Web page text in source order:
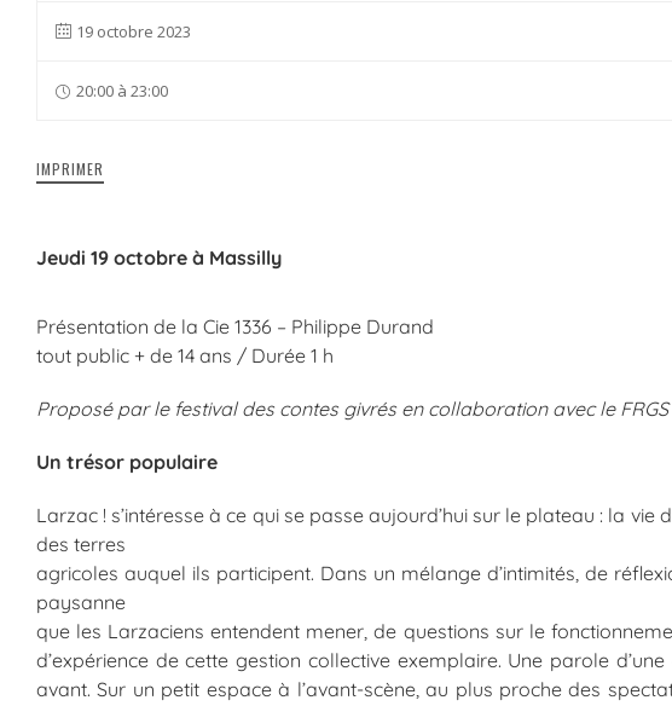
19 octobre 2023
20:00 à 23:00
IMPRIMER
Jeudi 19 octobre à Massilly
Présentation de la Cie 1336 – Philippe Durand
tout public + de 14 ans / Durée 1 h
Proposé par le festival des contes givrés en collaboration avec le FRGS
Un trésor populaire
Larzac ! s’intéresse à ce qui se passe aujourd’hui sur le plateau : la
des terres
agricoles auquel ils participent. Dans un mélange d’intimités, de
paysanne
que les Larzaciens entendent mener, de questions sur le
d’expérience de cette gestion collective exemplaire. Une parole
avant. Sur un petit espace à l’avant-scène, au plus proche des